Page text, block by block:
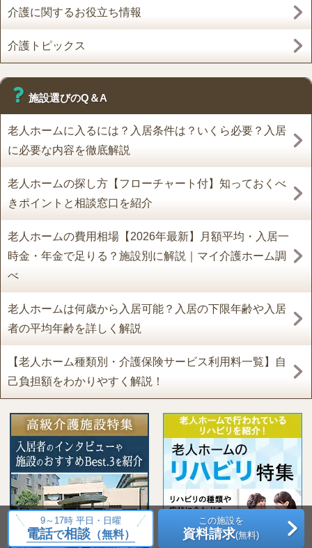
介護に関するお役立ち情報
介護トピックス
施設選びのQ＆A
老人ホームに入るには？入居条件は？いくら必要？入居
に必要な内容を徹底解説
老人ホームの探し方【フローチャート付】知っておくべ
きポイントと相談窓口を紹介
老人ホームの費用相場【2026年最新】月額平均・入居一
時金・年金で足りる？施設別に解説｜マイ介護ホーム調
べ
老人ホームは何歳から入居可能？入居の下限年齢や入居
者の平均年齢を詳しく解説
【老人ホーム種類別・介護保険サービス利用料一覧】自
己負担額をわかりやすく解説！
9～17時 平日・日曜
電話で相談（無料）
この施設を
資料請求(無料)